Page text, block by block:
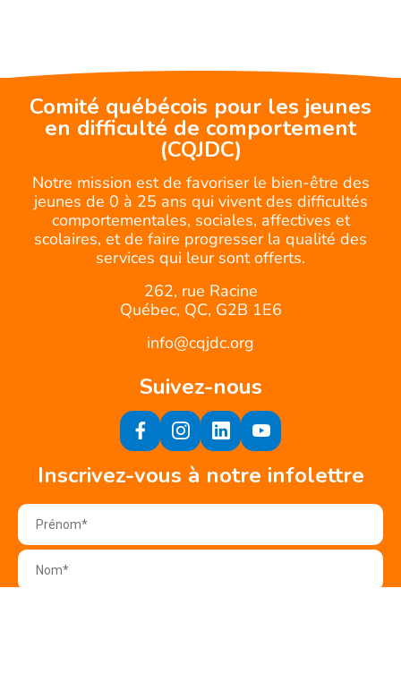
Comité québécois pour les jeunes
en difficulté de comportement
(CQJDC)
Notre mission est de favoriser le bien-être des
jeunes de 0 à 25 ans qui vivent des difficultés
comportementales, sociales, affectives et
scolaires, et de faire progresser la qualité des
services qui leur sont offerts.
262, rue Racine
Québec, QC, G2B 1E6
info@cqjdc.org
Suivez-nous
Inscrivez-vous à notre infolettre